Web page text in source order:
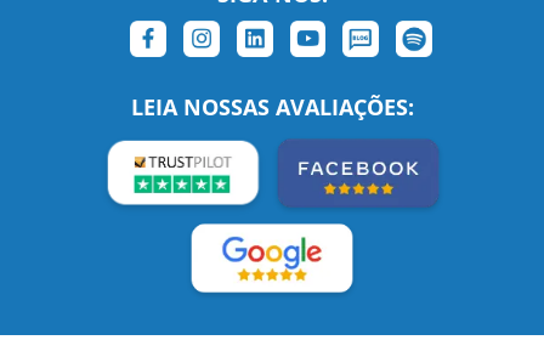
SIGA-NOS:
LEIA NOSSAS AVALIAÇÕES: